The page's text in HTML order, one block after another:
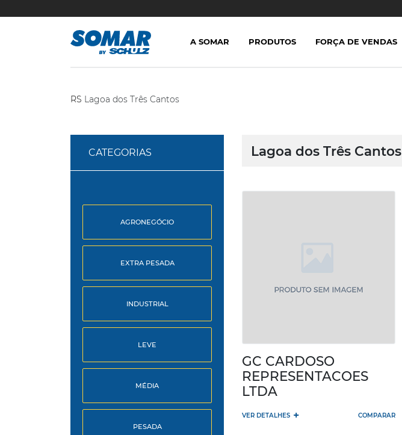
RS Lagoa dos Três Cantos
CATEGORIAS
AGRONEGÓCIO
EXTRA PESADA
INDUSTRIAL
LEVE
MÉDIA
PESADA
Lagoa dos Três Cantos
GC CARDOSO
REPRESENTACOES
LTDA
VER DETALHES + COMPARAR
A SOMAR PRODUTOS FORÇA DE VENDAS